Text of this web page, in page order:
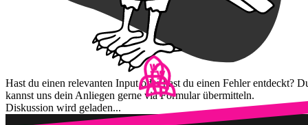
Hast du einen relevanten Input oder hast du einen Fehler entdeckt?
kannst uns dein Anliegen gerne via Formular übermitteln.
Diskussion wird geladen...